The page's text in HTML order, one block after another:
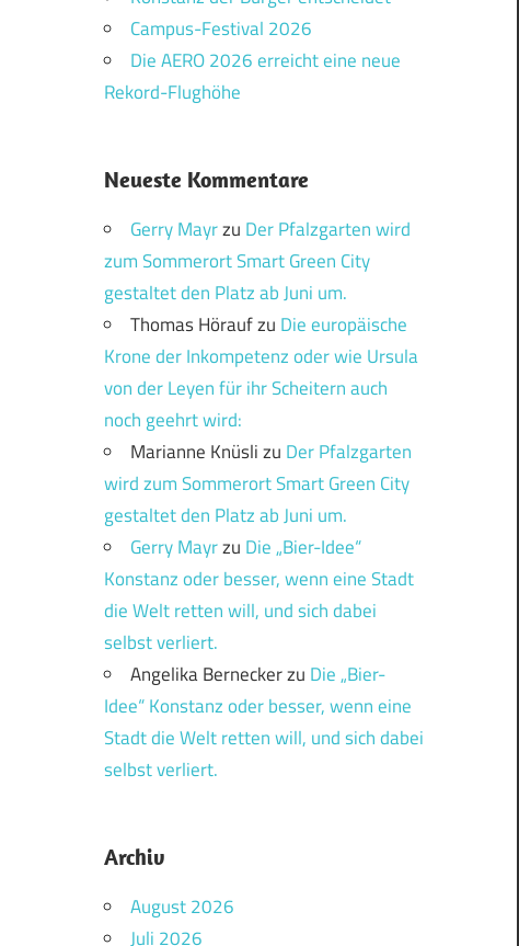
Campus-Festival 2026
Die AERO 2026 erreicht eine neue
Rekord-Flughöhe
Neueste Kommentare
Gerry Mayrzu Der Pfalzgarten wird
zum Sommerort Smart Green City
gestaltet den Platz ab Juni um.
Thomas Höraufzu Die europäische
Krone der Inkompetenz oder wie Ursula
von der Leyen für ihr Scheitern auch
noch geehrt wird:
Marianne Knüslizu Der Pfalzgarten
wird zum Sommerort Smart Green City
gestaltet den Platz ab Juni um.
Gerry Mayrzu Die „Bier-Idee“
Konstanz oder besser, wenn eine Stadt
die Welt retten will, und sich dabei
selbst verliert.
Angelika Berneckerzu Die „Bier-
Idee“ Konstanz oder besser, wenn eine
Stadt die Welt retten will, und sich dabei
selbst verliert.
Archiv
August 2026
Juli 2026